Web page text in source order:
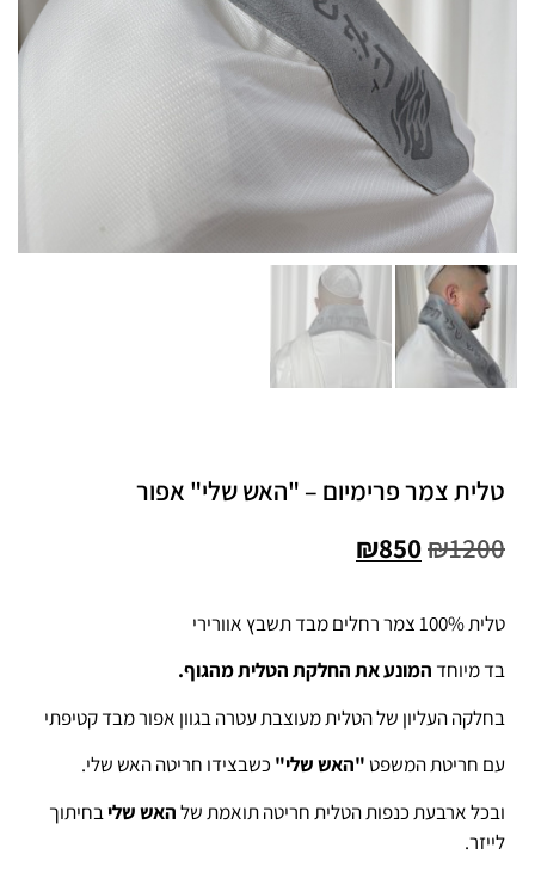
טלית צמר פרימיום – "האש שלי" אפור
₪1200
₪850
טלית 100% צמר רחלים מבד תשבץ אוורירי
בד מיוחד המונע את החלקת הטלית מהגוף.
בחלקה העליון של הטלית מעוצבת עטרה בגוון אפור מבד קטיפתי
עם חריטת המשפט "האש שלי" כשבצידו חריטה האש שלי.
ובכל ארבעת כנפות הטלית חריטה תואמת שלהאש שליבחיתוך
לייזר.